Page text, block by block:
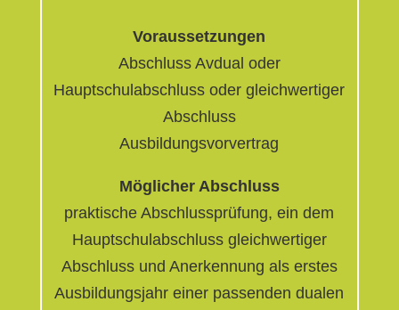
Voraussetzungen
Abschluss Avdual oder
Hauptschulabschluss oder gleichwertiger
Abschluss
Ausbildungsvorvertrag
Möglicher Abschluss
praktische Abschlussprüfung, ein dem
Hauptschulabschluss gleichwertiger
Abschluss und Anerkennung als erstes
Ausbildungsjahr einer passenden dualen